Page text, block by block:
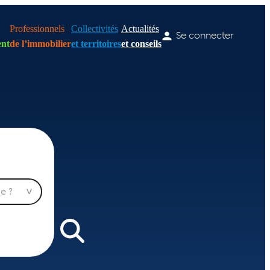
Professionnels
de l’immobilier
Collectivités
et territoires
Actualités
et conseils
Se connecter